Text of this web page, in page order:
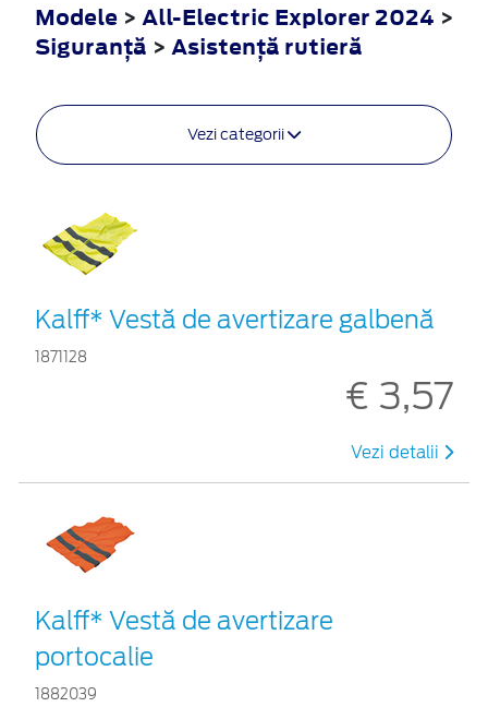
Modele > All-Electric Explorer 2024 >
Siguranţă > Asistenţă rutieră
Vezi categorii
Kalff* Vestă de avertizare galbenă
1871128
€ 3,57
Vezi detalii
Kalff* Vestă de avertizare
portocalie
1882039